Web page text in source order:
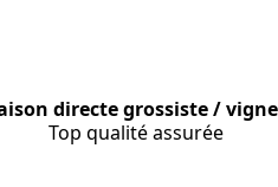
directe grossiste /
Top qualité assurée